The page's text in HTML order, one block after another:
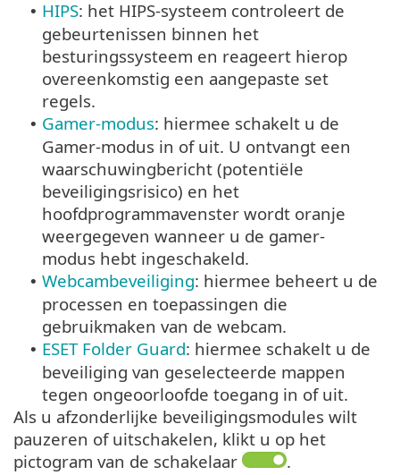
• HIPS: het HIPS-systeem controleert de
gebeurtenissen binnen het
besturingssysteem en reageert hierop
overeenkomstig een aangepaste set
regels.
• Gamer-modus: hiermee schakelt u de
Gamer-modus in of uit. U ontvangt een
waarschuwingbericht (potentiële
beveiligingsrisico) en het
hoofdprogrammavenster wordt oranje
weergegeven wanneer u de gamer-
modus hebt ingeschakeld.
• Webcambeveiliging: hiermee beheert u de
processen en toepassingen die
gebruikmaken van de webcam.
• ESET Folder Guard: hiermee schakelt u de
beveiliging van geselecteerde mappen
tegen ongeoorloofde toegang in of uit.
Als u afzonderlijke beveiligingsmodules wilt
pauzeren of uitschakelen, klikt u op het
pictogram van de schakelaar
.